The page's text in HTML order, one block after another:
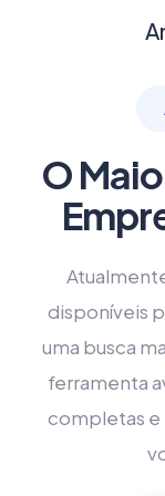
O
disponíveis
uma busca
ferramenta
completas e